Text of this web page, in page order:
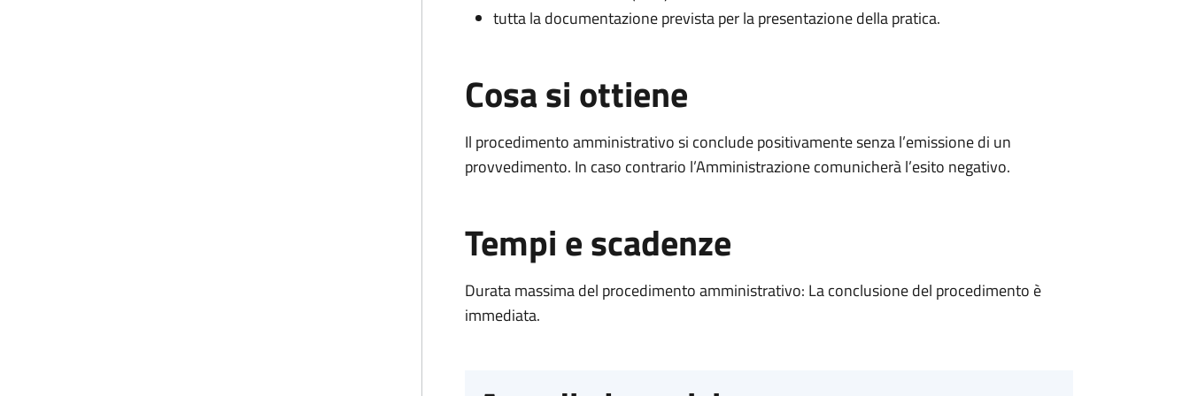
tutta la documentazione prevista per la presentazione della pratica.
Cosa si ottiene
Il procedimento amministrativo si conclude positivamente senza l’emissione di un
provvedimento. In caso contrario l’Amministrazione comunicherà l’esito negativo.
Tempi e scadenze
Durata massima del procedimento amministrativo: La conclusione del procedimento è
immediata.